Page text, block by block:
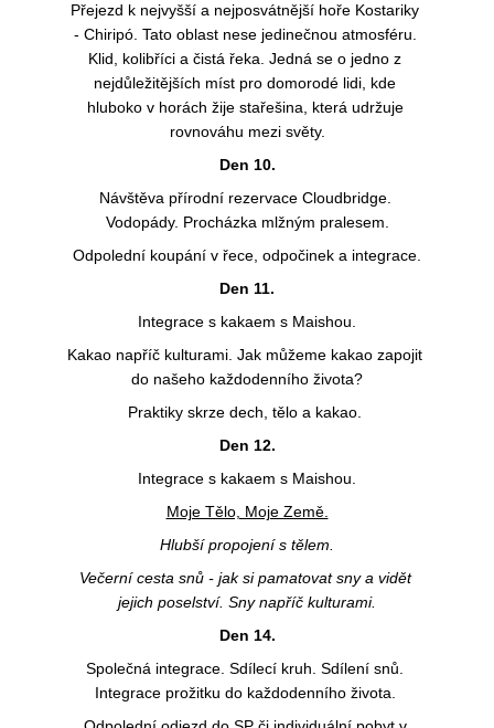
Přejezd k nejvyšší a nejposvátnější hoře Kostariky
- Chiripó. Tato oblast nese jedinečnou atmosféru.
Klid, kolibříci a čistá řeka. Jedná se o jedno z
nejdůležitějších míst pro domorodé lidi, kde
hluboko v horách žije stařešina, která udržuje
rovnováhu mezi světy.
Den 10.
Návštěva přírodní rezervace Cloudbridge.
Vodopády. Procházka mlžným pralesem.
Odpolední koupání v řece, odpočinek a integrace.
Den 11.
Integrace s kakaem s Maishou.
Kakao napříč kulturami. Jak můžeme kakao zapojit
do našeho každodenního života?
Praktiky skrze dech, tělo a kakao.
Den 12.
Integrace s kakaem s Maishou.
Moje Tělo, Moje Země.
Hlubší propojení s tělem.
Večerní cesta snů - jak si pamatovat sny a vidět
jejich poselství. Sny napříč kulturami.
Den 14.
Společná integrace. Sdílecí kruh. Sdílení snů.
Integrace prožitku do každodenního života.